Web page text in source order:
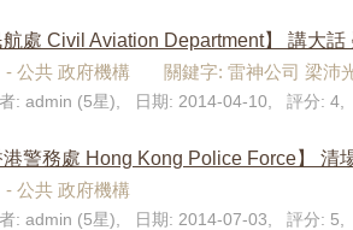
航處 Civil Aviation Department】 講大
- 公共 政府機構 關鍵字: 雷神公司 梁沛
: admin (5星), 日期: 2014-04-10, 評分: 4,
港警務處 Hong Kong Police Force】 清
- 公共 政府機構
: admin (5星), 日期: 2014-07-03, 評分: 5,